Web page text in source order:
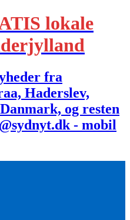
lokale
fra
Haderslev,
og resten
- mobil